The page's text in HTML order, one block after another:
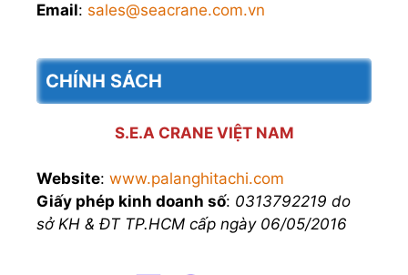
Email: sales@seacrane.com.vn
CHÍNH SÁCH
S.E.A CRANE VIỆT NAM
Website: www.palanghitachi.com
Giấy phép kinh doanh số: 0313792219 do
sở KH & ĐT TP.HCM cấp ngày 06/05/2016